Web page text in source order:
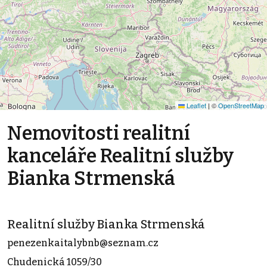
Leaflet | ©OpenStreetMap
Nemovitosti realitní
kanceláře Realitní služby
Bianka Strmenská
Realitní služby Bianka Strmenská
penezenkaitalybnb@seznam.cz
Chudenická 1059/30